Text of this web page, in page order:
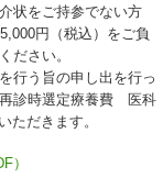
状をご持参でない方
円（税込）をご負
ださい。
行う旨の申し出を行っ
再診時選定療養費 医科
ただきます。
）